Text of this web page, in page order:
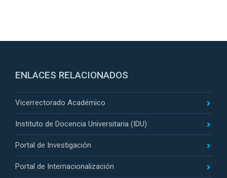
ENLACES RELACIONADOS
Vicerrectorado Académico
Instituto de Docencia Universitaria (IDU)
Portal de Investigación
Portal de Internacionalización